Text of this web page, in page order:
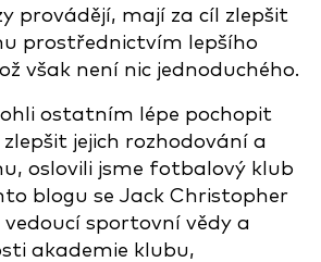
provádějí, mají za cíl zlepšit
prostřednictvím lepšího
však není nic jednoduchého.
ostatním lépe pochopit
jejich rozhodování a
oslovili jsme fotbalový klub
blogu se Jack Christopher
sportovní vědy a
akademie klubu,